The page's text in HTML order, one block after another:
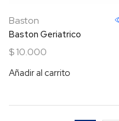
Baston
Baston Geriatrico
$10.000
Añadir al carrito